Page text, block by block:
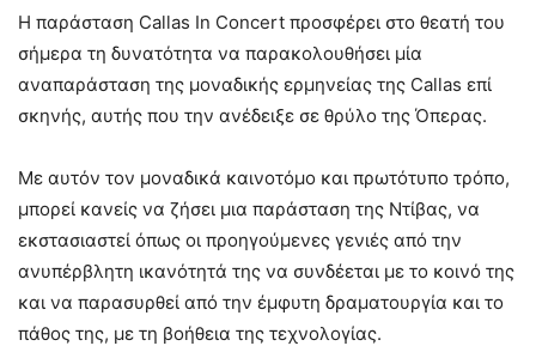
Η παράσταση Callas In Concert προσφέρει στο θεατή του
σήμερα τη δυνατότητα να παρακολουθήσει μία
αναπαράσταση της μοναδικής ερμηνείας της Callas επί
σκηνής, αυτής που την ανέδειξε σε θρύλο της Όπερας.
Με αυτόν τον μοναδικά καινοτόμο και πρωτότυπο τρόπο,
μπορεί κανείς να ζήσει μια παράσταση της Ντίβας, να
εκστασιαστεί όπως οι προηγούμενες γενιές από την
ανυπέρβλητη ικανότητά της να συνδέεται με το κοινό της
και να παρασυρθεί από την έμφυτη δραματουργία και το
πάθος της, με τη βοήθεια της τεχνολογίας.